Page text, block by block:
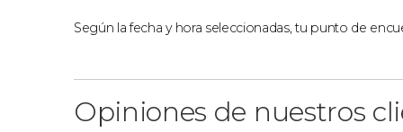
Según la fecha y hora seleccionadas, tu punto de
Opiniones de nuestros